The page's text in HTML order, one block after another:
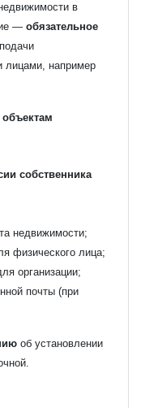
в
— обязательное
лицами, например
собственника
недвижимости;
физического лица;
организации;
почты (при
об установлении